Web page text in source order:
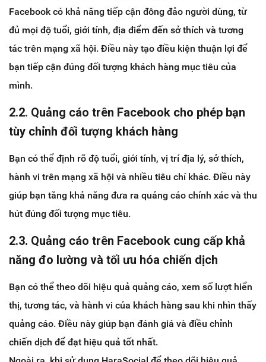
Facebook có khả năng tiếp cận đông đảo người dùng, từ
đủ mọi độ tuổi, giới tính, địa điểm đến sở thích và tương
tác trên mạng xã hội. Điều này tạo điều kiện thuận lợi để
bạn tiếp cận đúng đối tượng khách hàng mục tiêu của
mình.
2.2. Quảng cáo trên Facebook cho phép bạn
tùy chỉnh đối tượng khách hàng
Bạn có thể định rõ độ tuổi, giới tính, vị trí địa lý, sở thích,
hành vi trên mạng xã hội và nhiều tiêu chí khác. Điều này
giúp bạn tăng khả năng đưa ra quảng cáo chính xác và thu
hút đúng đối tượng mục tiêu.
2.3. Quảng cáo trên Facebook cung cấp khả
năng đo lường và tối ưu hóa chiến dịch
Bạn có thể theo dõi hiệu quả quảng cáo, xem số lượt hiển
thị, tương tác, và hành vi của khách hàng sau khi nhìn thấy
quảng cáo. Điều này giúp bạn đánh giá và điều chỉnh
chiến dịch để đạt hiệu quả tốt nhất.